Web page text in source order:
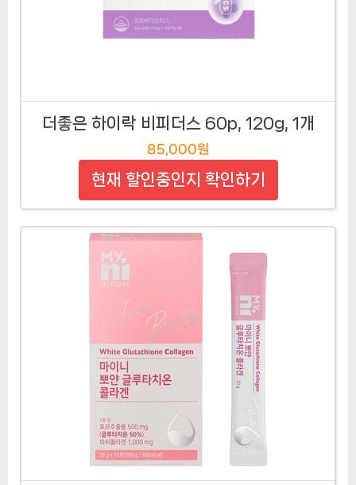
더좋은 하이락 비피더스 60p, 120g, 1개
85,000원
현재 할인중인지 확인하기